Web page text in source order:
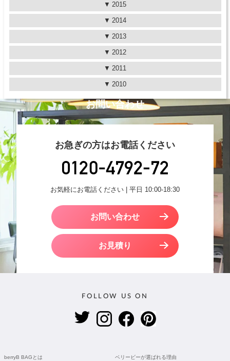
2015
2014
2013
2012
2011
2010
お問い合わせ
お急ぎの方はお電話ください
お気軽にお電話ください | 平日 10:00-18:30
お問い合わせ
お見積り
FOLLOW US ON
berryB BAGとは ベリービーが選ばれる理由